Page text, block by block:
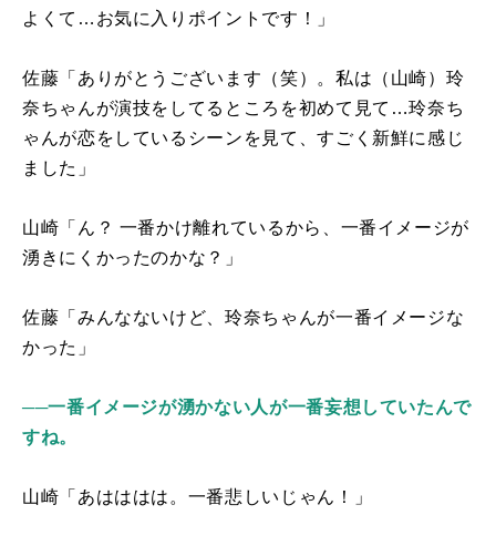
よくて…お気に入りポイントです！」
佐藤「ありがとうございます（笑）。私は（山崎）玲
奈ちゃんが演技をしてるところを初めて見て…玲奈ち
ゃんが恋をしているシーンを見て、すごく新鮮に感じ
ました」
山崎「ん？ 一番かけ離れているから、一番イメージが
湧きにくかったのかな？」
佐藤「みんなないけど、玲奈ちゃんが一番イメージな
かった」
──一番イメージが湧かない人が一番妄想していたんで
すね。
山崎「あはははは。一番悲しいじゃん！」